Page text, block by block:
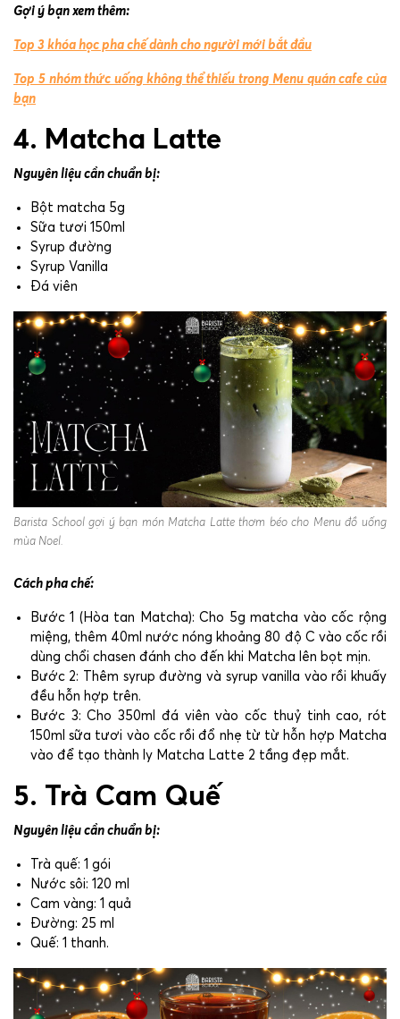
Gợi ý bạn xem thêm:
Top 3 khóa học pha chế dành cho người mới bắt đầu
Top 5 nhóm thức uống không thể thiếu trong Menu quán cafe của
bạn
4. Matcha Latte
Nguyên liệu cần chuẩn bị:
Bột matcha 5g
Sữa tươi 150ml
Syrup đường
Syrup Vanilla
Đá viên
Barista School gợi ý bạn món Matcha Latte thơm béo cho Menu đồ uống
mùa Noel.
Cách pha chế:
Bước 1 (Hòa tan Matcha): Cho 5g matcha vào cốc rộng
miệng, thêm 40ml nước nóng khoảng 80 độ C vào cốc rồi
dùng chổi chasen đánh cho đến khi Matcha lên bọt mịn.
Bước 2: Thêm syrup đường và syrup vanilla vào rồi khuấy
đều hỗn hợp trên.
Bước 3: Cho 350ml đá viên vào cốc thuỷ tinh cao, rót
150ml sữa tươi vào cốc rồi đổ nhẹ từ từ hỗn hợp Matcha
vào để tạo thành ly Matcha Latte 2 tầng đẹp mắt.
5. Trà Cam Quế
Nguyên liệu cần chuẩn bị:
Trà quế: 1 gói
Nước sôi: 120 ml
Cam vàng: 1 quả
Đường: 25 ml
Quế: 1 thanh.